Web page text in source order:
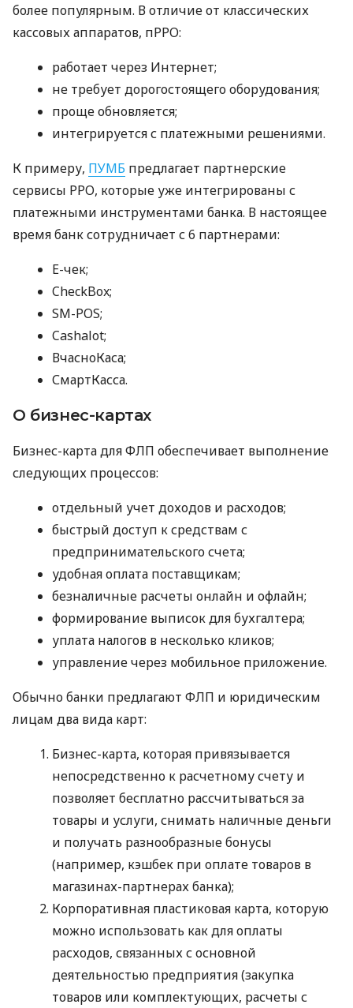
более популярным. В отличие от классических
кассовых аппаратов, пРРО:
работает через Интернет;
не требует дорогостоящего оборудования;
проще обновляется;
интегрируется с платежными решениями.
К примеру, ПУМБ предлагает партнерские
сервисы РРО, которые уже интегрированы с
платежными инструментами банка. В настоящее
время банк сотрудничает с 6 партнерами:
E-чек;
CheckBox;
SM-POS;
Cashalot;
ВчасноКаса;
СмартКасса.
О бизнес-картах
Бизнес-карта для ФЛП обеспечивает выполнение
следующих процессов:
отдельный учет доходов и расходов;
быстрый доступ к средствам с
предпринимательского счета;
удобная оплата поставщикам;
безналичные расчеты онлайн и офлайн;
формирование выписок для бухгалтера;
уплата налогов в несколько кликов;
управление через мобильное приложение.
Обычно банки предлагают ФЛП и юридическим
лицам два вида карт:
Бизнес-карта, которая привязывается
непосредственно к расчетному счету и
позволяет бесплатно рассчитываться за
товары и услуги, снимать наличные деньги
и получать разнообразные бонусы
(например, кэшбек при оплате товаров в
магазинах-партнерах банка);
Корпоративная пластиковая карта, которую
можно использовать как для оплаты
расходов, связанных с основной
деятельностью предприятия (закупка
товаров или комплектующих, расчеты с